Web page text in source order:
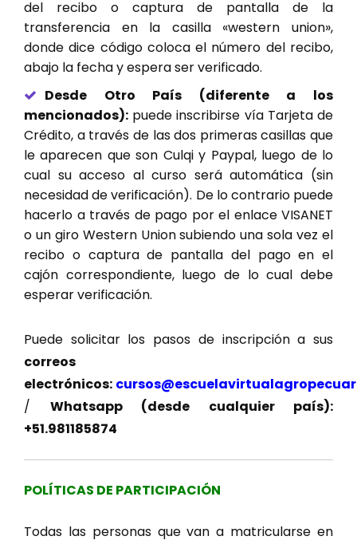
del recibo o captura de pantalla de la
transferencia en la casilla «western union»,
donde dice código coloca el número del recibo,
abajo la fecha y espera ser verificado.
Desde Otro País (diferente a los
mencionados): puede inscribirse vía Tarjeta de
Crédito, a través de las dos primeras casillas que
le aparecen que son Culqi y Paypal, luego de lo
cual su acceso al curso será automática (sin
necesidad de verificación). De lo contrario puede
hacerlo a través de pago por el enlace VISANET
o un giro Western Union subiendo una sola vez el
recibo o captura de pantalla del pago en el
cajón correspondiente, luego de lo cual debe
esperar verificación.
Puede solicitar los pasos de inscripción a sus
correos
electrónicos:
/ Whatsapp (desde cualquier país):
+51.981185874
POLÍTICAS DE PARTICIPACIÓN
Todas las personas que van a matricularse en